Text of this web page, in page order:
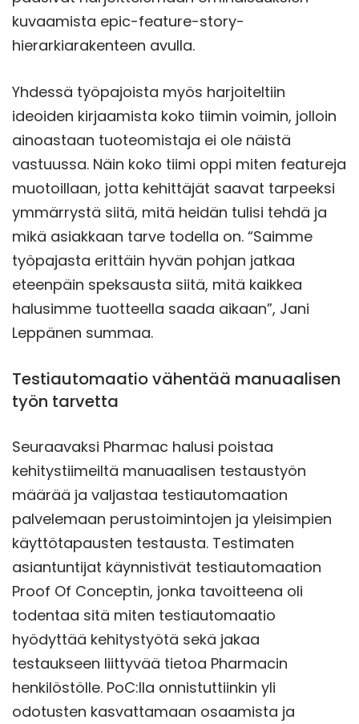
kuvaamista epic-feature-story-
hierarkiarakenteen avulla.
Yhdessä työpajoista myös harjoiteltiin
ideoiden kirjaamista koko tiimin voimin, jolloin
ainoastaan tuoteomistaja ei ole näistä
vastuussa. Näin koko tiimi oppi miten featureja
muotoillaan, jotta kehittäjät saavat tarpeeksi
ymmärrystä siitä, mitä heidän tulisi tehdä ja
mikä asiakkaan tarve todella on. “Saimme
työpajasta erittäin hyvän pohjan jatkaa
eteenpäin speksausta siitä, mitä kaikkea
halusimme tuotteella saada aikaan”, Jani
Leppänen summaa.
Testiautomaatio vähentää manuaalisen
työn tarvetta
Seuraavaksi Pharmac halusi poistaa
kehitystiimeiltä manuaalisen testaustyön
määrää ja valjastaa testiautomaation
palvelemaan perustoimintojen ja yleisimpien
käyttötapausten testausta. Testimaten
asiantuntijat käynnistivät testiautomaation
Proof Of Conceptin, jonka tavoitteena oli
todentaa sitä miten testiautomaatio
hyödyttää kehitystyötä sekä jakaa
testaukseen liittyvää tietoa Pharmacin
henkilöstölle. PoC:lla onnistuttiinkin yli
odotusten kasvattamaan osaamista ja